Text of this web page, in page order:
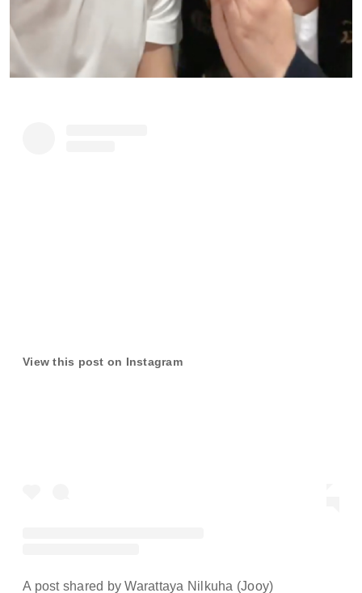
View this post on Instagram
A post shared by Warattaya Nilkuha (Jooy)